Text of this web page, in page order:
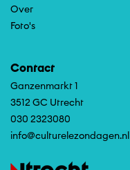
Over
Foto's
Contact
Ganzenmarkt 1
3512 GC Utrecht
030 2323080
info@culturelezondagen.nl